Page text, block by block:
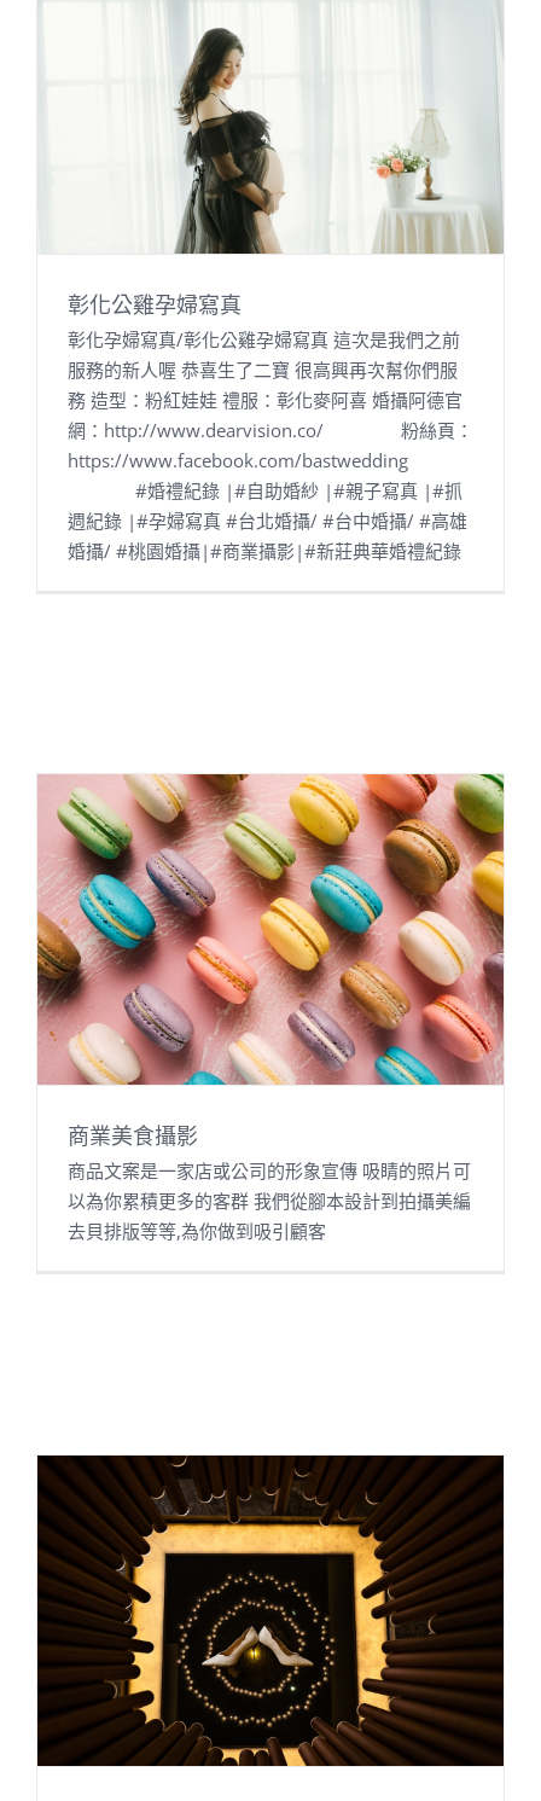
彰化公雞孕婦寫真
彰化孕婦寫真/彰化公雞孕婦寫真 這次是我們之前
服務的新人喔 恭喜生了二寶 很高興再次幫你們服
務 造型：粉紅娃娃 禮服：彰化麥阿喜 婚攝阿德官
網：http://www.dearvision.co/ 粉絲頁：
https://www.facebook.com/bastwedding
#婚禮紀錄 |#自助婚紗 |#親子寫真 |#抓
週紀錄 |#孕婦寫真 #台北婚攝/ #台中婚攝/ #高雄
婚攝/ #桃園婚攝|#商業攝影|#新莊典華婚禮紀錄
商業美食攝影
商品文案是一家店或公司的形象宣傳 吸睛的照片可
以為你累積更多的客群 我們從腳本設計到拍攝美編
去貝排版等等,為你做到吸引顧客